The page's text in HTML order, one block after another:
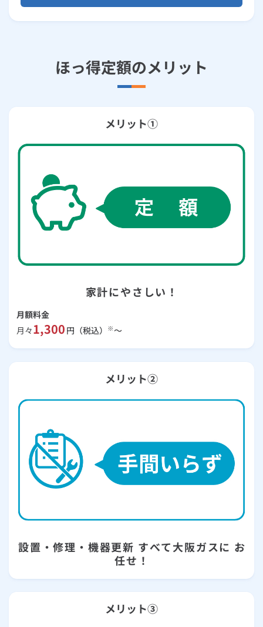
ほっ得定額のメリット
メリット①
家計にやさしい！
月額料金
月々1,300 円（税込） ※ ～
メリット②
設置・修理・機器更新 すべて大阪ガスに お
任せ！
メリット③